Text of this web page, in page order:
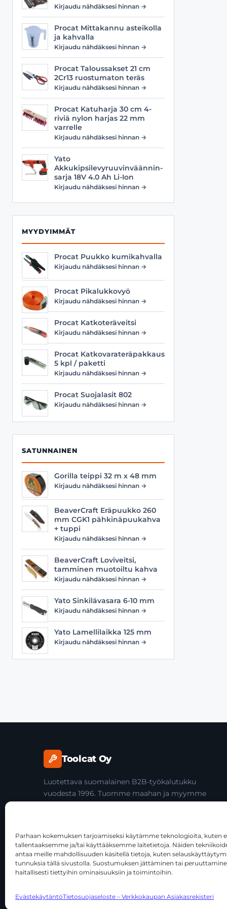
Parhaan kokemuksen tarjoamiseksi käytämme teknologioita, kuten
tallentaaksemme ja/tai käyttääksemme laitetietoja. Näiden
antaa meille mahdollisuuden käsitellä tietoja, kuten
tunnuksia tällä sivustolla. Suostumuksen jättäminen tai
haitallisesti tiettyihin ominaisuuksiin ja toimintoihin.
EvästekäytäntöTietosuojaseloste – Verkkokaupan Asiakasrekisteri
Vyöt
Kirjaudu nähdäksesi hinnan →
Procat Mittakannu asteikolla
ja kahvalla
Kirjaudu nähdäksesi hinnan →
Procat Taloussakset 21 cm
2Cr13 ruostumaton teräs
Kirjaudu nähdäksesi hinnan →
Procat Katuharja 30 cm 4-
riviä nylon harjas 22 mm
varrelle
Kirjaudu nähdäksesi hinnan →
Yato
Akkukipsilevyruuvinväännin-
sarja 18V 4.0 Ah Li-Ion
Kirjaudu nähdäksesi hinnan →
MYYDYIMMÄT
Procat Puukko kumikahvalla
Kirjaudu nähdäksesi hinnan →
Procat Pikalukkovyö
Kirjaudu nähdäksesi hinnan →
Procat Katkoteräveitsi
Kirjaudu nähdäksesi hinnan →
Procat Katkovarateräpakkaus
5 kpl / paketti
Kirjaudu nähdäksesi hinnan →
Procat Suojalasit 802
Kirjaudu nähdäksesi hinnan →
SATUNNAINEN
Gorilla teippi 32 m x 48 mm
Kirjaudu nähdäksesi hinnan →
BeaverCraft Eräpuukko 260
mm CGK1 pähkinäpuukahva
+ tuppi
Kirjaudu nähdäksesi hinnan →
BeaverCraft Loviveitsi,
tamminen muotoiltu kahva
Kirjaudu nähdäksesi hinnan →
Yato Sinkilävasara 6-10 mm
Kirjaudu nähdäksesi hinnan →
Yato Lamellilaikka 125 mm
Kirjaudu nähdäksesi hinnan →
Toolcat Oy
Luotettava suomalainen B2B-työkalutukku
vuodesta 1996. Tuomme maahan ja myymme
© 2026 Toolcat Oy · Y-tunnus 1059567-7 · Kalustetie 1,